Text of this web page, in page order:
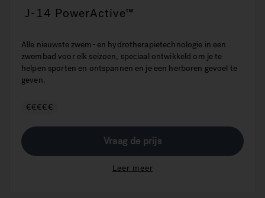
J-14 PowerActive™
Alle nieuwste zwem- en hydrotherapietechnologie in een
zwembad voor elk seizoen, speciaal ontwikkeld om je te
helpen sporten en ontspannen en je een herboren gevoel te
geven.
€€€€€
Vraag de prijs
Leer meer